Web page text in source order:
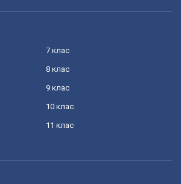
7 клас
8 клас
9 клас
10 клас
11 клас